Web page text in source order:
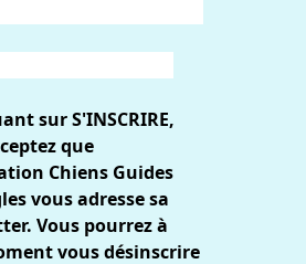
sur S'INSCRIRE,
que
Chiens Guides
vous adresse sa
Vous pourrez à
vous désinscrire